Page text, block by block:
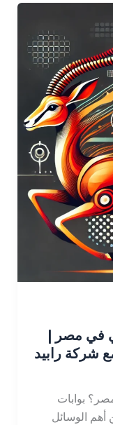
في مصر |
رابيد
بوابات
الوسائل